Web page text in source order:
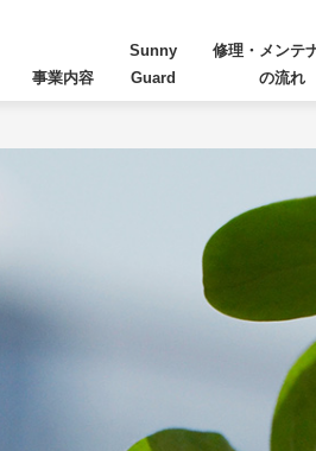
事業内容
Sunny
Guard
修理・メンテ
の流れ